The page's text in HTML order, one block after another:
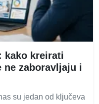
kako kreirati
ne zaboravljaju i
su jedan od ključeva